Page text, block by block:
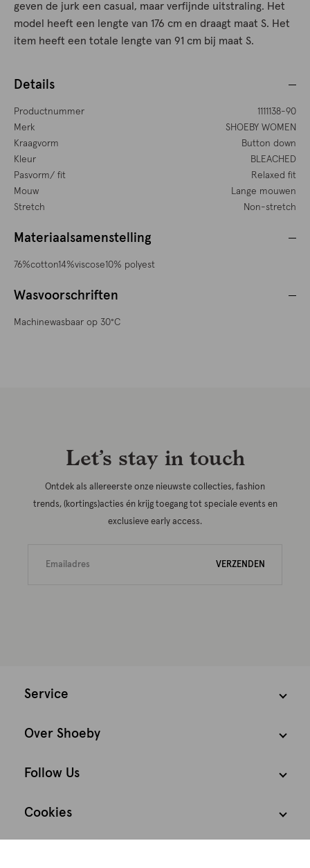
geven de jurk een casual, maar verfijnde uitstraling. Het
model heeft een lengte van 176 cm en draagt maat S. Het
item heeft een totale lengte van 91 cm bij maat S.
Details
Productnummer
1111138-90
Merk
SHOEBY WOMEN
Kraagvorm
Button down
Kleur
BLEACHED
Pasvorm/ fit
Relaxed fit
Mouw
Lange mouwen
Stretch
Non-stretch
Materiaalsamenstelling
76%cotton14%viscose10% polyest
Wasvoorschriften
Machinewasbaar op 30°C
Let’s stay in touch
Ontdek als allereerste onze nieuwste collecties, fashion
trends, (kortings)acties én krijg toegang tot speciale events en
exclusieve early access.
VERZENDEN
Service
Over Shoeby
Follow Us
Cookies